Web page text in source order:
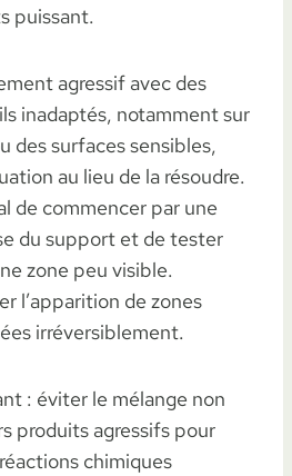
puissant.
agressif avec des
inadaptés, notamment sur
des surfaces sensibles,
au lieu de la résoudre.
de commencer par une
du support et de tester
zone peu visible.
l’apparition de zones
irréversiblement.
: éviter le mélange non
produits agressifs pour
chimiques